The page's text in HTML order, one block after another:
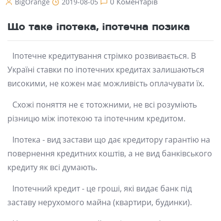
Що таке іпотека, іпотечна позика
Іпотечне кредитування стрімко розвивається. В
Україні ставки по іпотечних кредитах залишаються
високими, не кожен має можливість оплачувати їх.
Схожі поняття не є тотожними, не всі розуміють
різницю між іпотекою та іпотечним кредитом.
Іпотека - вид застави що дає кредитору гарантію на
повернення кредитних коштів, а не вид банківського
кредиту як всі думають.
Іпотечний кредит - це гроші, які видає банк під
заставу нерухомого майна (квартири, будинки).